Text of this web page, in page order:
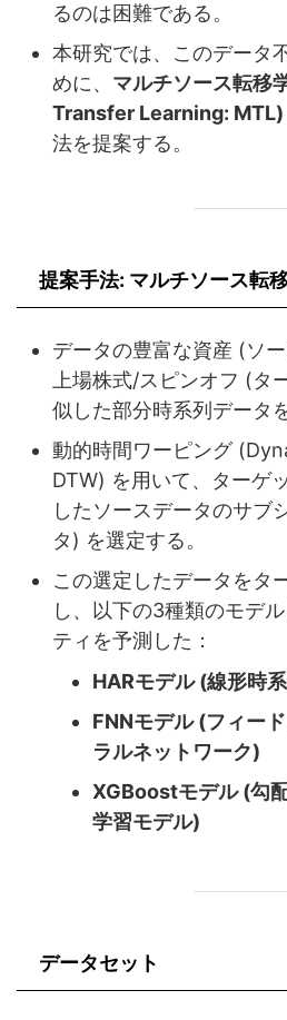
るのは困難である。
本研究では、このデータ
めに、 マルチソース転
Transfer Learning: MTL)
法を提案する。
提案手法: マルチソース転
データの豊富な資産 (ソ
上場株式/スピンオフ (タ
似した部分時系列データ
動的時間ワーピング
DTW) を用いて、ターゲ
したソースデータのサブ
タ) を選定する。
この選定したデータをタ
し、以下の3種類のモデ
ティを予測した：
HARモデル (線形時
FNNモデル (フィー
ラルネットワーク)
XGBoostモデル (勾
学習モデル)
データセット